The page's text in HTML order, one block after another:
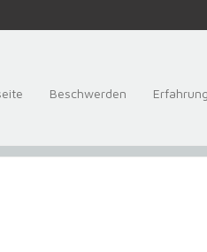
Beschwerden